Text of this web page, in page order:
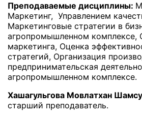
Преподаваемые дисциплины:
Маркетинг, Управлением
Маркетинговые стратегии в
агропромышленном комплексе,
маркетинга, Оценка
стратегий, Организация
предпринимательская
агропромышленном комплексе.
Хашагульгова Мовлатхан
старший преподаватель.